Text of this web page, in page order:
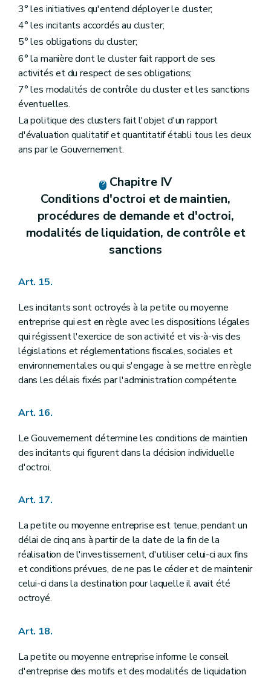
3° les initiatives qu'entend déployer le cluster;
4° les incitants accordés au cluster;
5° les obligations du cluster;
6° la manière dont le cluster fait rapport de ses
activités et du respect de ses obligations;
7° les modalités de contrôle du cluster et les sanctions
éventuelles.
La politique des clusters fait l'objet d'un rapport
d'évaluation qualitatif et quantitatif établi tous les deux
ans par le Gouvernement.
Chapitre IV
Conditions d'octroi et de maintien,
procédures de demande et d'octroi,
modalités de liquidation, de contrôle et
sanctions
Art. 15.
Les incitants sont octroyés à la petite ou moyenne
entreprise qui est en règle avec les dispositions légales
qui régissent l'exercice de son activité et vis-à-vis des
législations et réglementations fiscales, sociales et
environnementales ou qui s'engage à se mettre en règle
dans les délais fixés par l'administration compétente.
Art. 16.
Le Gouvernement détermine les conditions de maintien
des incitants qui figurent dans la décision individuelle
d'octroi.
Art. 17.
La petite ou moyenne entreprise est tenue, pendant un
délai de cinq ans à partir de la date de la fin de la
réalisation de l'investissement, d'utiliser celui-ci aux fins
et conditions prévues, de ne pas le céder et de maintenir
celui-ci dans la destination pour laquelle il avait été
octroyé.
Art. 18.
La petite ou moyenne entreprise informe le conseil
d'entreprise des motifs et des modalités de liquidation